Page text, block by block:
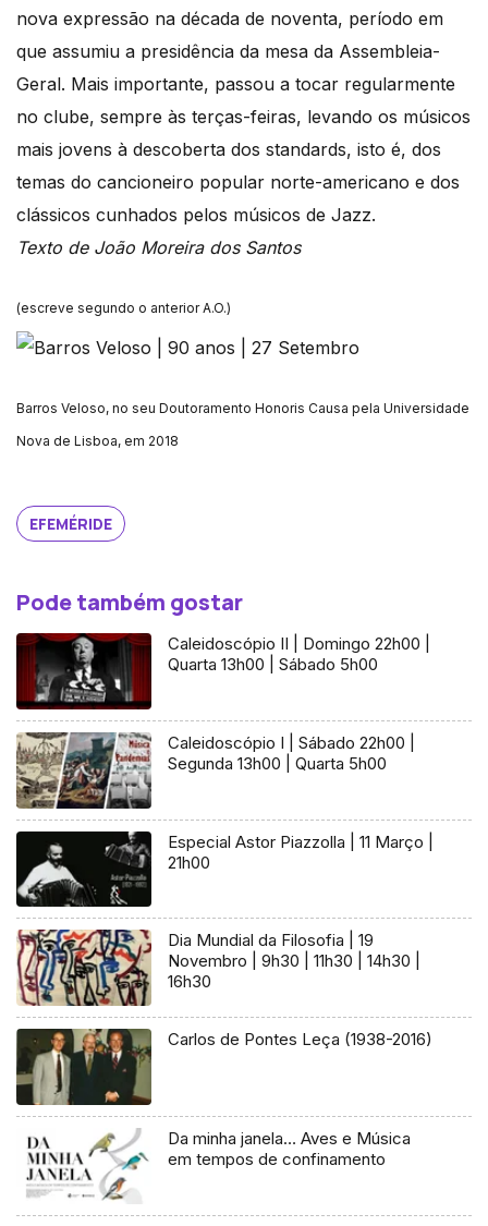
nova expressão na década de noventa, período em
que assumiu a presidência da mesa da Assembleia-
Geral. Mais importante, passou a tocar regularmente
no clube, sempre às terças-feiras, levando os músicos
mais jovens à descoberta dos standards, isto é, dos
temas do cancioneiro popular norte-americano e dos
clássicos cunhados pelos músicos de Jazz.
Texto de João Moreira dos Santos
(escreve segundo o anterior A.O.)
Barros Veloso, no seu Doutoramento Honoris Causa pela Universidade
Nova de Lisboa, em 2018
EFEMÉRIDE
Pode também gostar
Caleidoscópio II | Domingo 22h00 |
Quarta 13h00 | Sábado 5h00
Caleidoscópio I | Sábado 22h00 |
Segunda 13h00 | Quarta 5h00
Especial Astor Piazzolla | 11 Março |
21h00
Dia Mundial da Filosofia | 19
Novembro | 9h30 | 11h30 | 14h30 |
16h30
Carlos de Pontes Leça (1938-2016)
Da minha janela… Aves e Música
em tempos de confinamento